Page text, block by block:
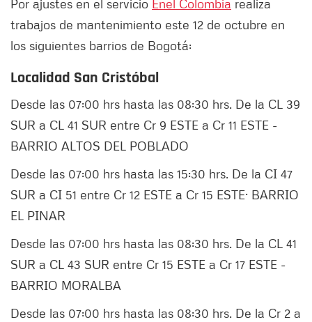
Por ajustes en el servicio Enel Colombia realiza
trabajos de mantenimiento este 12 de octubre en
los siguientes barrios de Bogotá:
Localidad San Cristóbal
Desde las 07:00 hrs hasta las 08:30 hrs. De la CL 39
SUR a CL 41 SUR entre Cr 9 ESTE a Cr 11 ESTE -
BARRIO ALTOS DEL POBLADO
Desde las 07:00 hrs hasta las 15:30 hrs. De la CI 47
SUR a CI 51 entre Cr 12 ESTE a Cr 15 ESTE· BARRIO
EL PINAR
Desde las 07:00 hrs hasta las 08:30 hrs. De la CL 41
SUR a CL 43 SUR entre Cr 15 ESTE a Cr 17 ESTE -
BARRIO MORALBA
Desde las 07:00 hrs hasta las 08:30 hrs. De la Cr 2 a